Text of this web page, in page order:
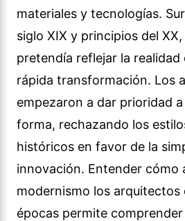
materiales y tecnologías.
siglo XIX y principios del
pretendía reflejar la realidad
rápida transformación. Los
empezaron a dar prioridad
forma, rechazando los
históricos en favor de la
innovación. Entender cómo
modernismo los arquitectos
épocas permite